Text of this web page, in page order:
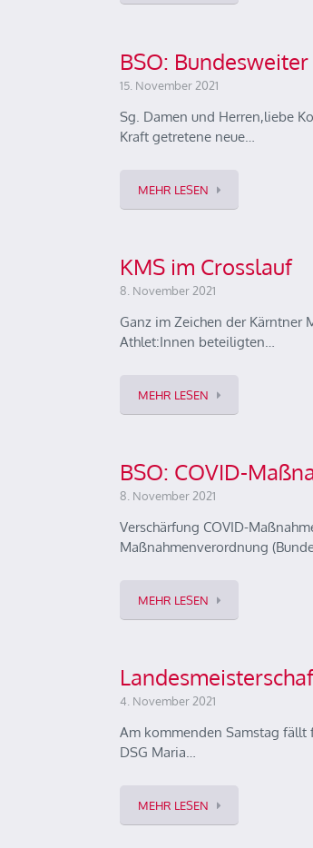
BSO:
15. November 2021
Sg. Damen und Herren,liebe
Kraft getretene neue…
MEHR LESEN
KMS im Crosslauf
8. November 2021
Ganz im Zeichen der Kärntner
Athlet:Innen beteiligten…
MEHR LESEN
BSO: COVID-
8. November 2021
Verschärfung COVID-
Maßnahmenverordnung
MEHR LESEN
4. November 2021
Am kommenden Samstag fällt
DSG Maria…
MEHR LESEN